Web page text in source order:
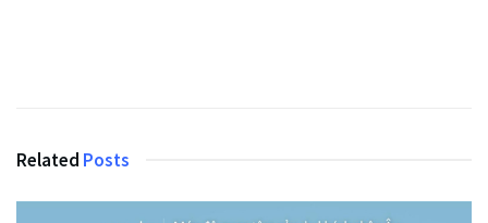
Related Posts